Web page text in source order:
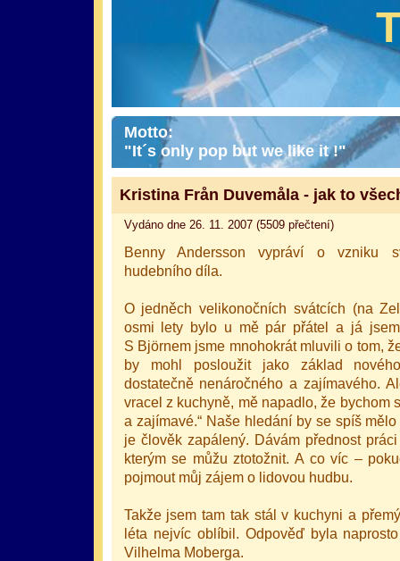
Motto:
"It´s only pop but we like it !"
Kristina Från Duvemåla - jak to
Vydáno dne 26. 11. 2007 (5509 přečtení)
Benny Andersson vypráví o vzniku
hudebního díla.
O jedněch velikonočních svátcích (na
osmi lety bylo u mě pár přátel a já
S Björnem jsme mnohokrát mluvili o tom,
by mohl posloužit jako základ
dostatečně nenáročného a zajímavého.
vracel z kuchyně, mě napadlo, že bychom
a zajímavé.“ Naše hledání by se spíš
je člověk zapálený. Dávám přednost
kterým se můžu ztotožnit. A co víc –
pojmout můj zájem o lidovou hudbu.
Takže jsem tam tak stál v kuchyni a
léta nejvíc oblíbil. Odpověď byla
Vilhelma Moberga.